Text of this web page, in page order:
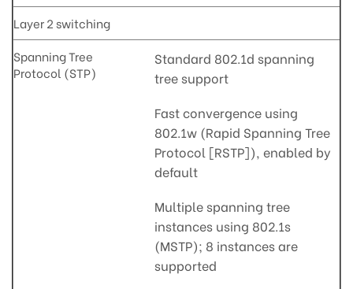
Layer 2 switching
Spanning Tree
Protocol (STP)
Standard 802.1d spanning
tree support
Fast convergence using
802.1w (Rapid Spanning Tree
Protocol [RSTP]), enabled by
default
Multiple spanning tree
instances using 802.1s
(MSTP); 8 instances are
supported